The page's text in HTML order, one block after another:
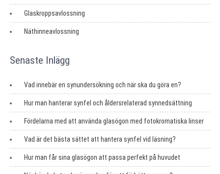
Glaskroppsavlossning
Näthinneavlossning
Senaste Inlägg
Vad innebär en synundersökning och när ska du göra en?
Hur man hanterar synfel och åldersrelaterad synnedsättning
Fördelarna med att använda glasögon med fotokromatiska linser
Vad är det bästa sättet att hantera synfel vid läsning?
Hur man får sina glasögon att passa perfekt på huvudet